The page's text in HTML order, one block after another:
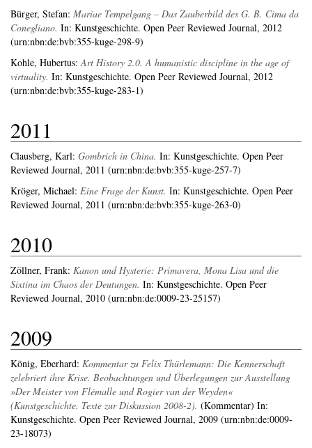
Bürger, Stefan: Mariae Tempelgang – Das Zauberbild des G. B. Cima da
Conegliano. In: Kunstgeschichte. Open Peer Reviewed Journal, 2012
(urn:nbn:de:bvb:355-kuge-298-9)
Kohle, Hubertus:Art History 2.0. A humanistic discipline in the age of
virtuality. In: Kunstgeschichte. Open Peer Reviewed Journal, 2012
(urn:nbn:de:bvb:355-kuge-283-1)
2011
Clausberg, Karl: Gombrich in China. In: Kunstgeschichte. Open Peer
Reviewed Journal, 2011 (urn:nbn:de:bvb:355-kuge-257-7)
Kröger, Michael: Eine Frage der Kunst. In: Kunstgeschichte. Open Peer
Reviewed Journal, 2011 (urn:nbn:de:bvb:355-kuge-263-0)
2010
Zöllner, Frank: Kanon und Hysterie: Primavera, Mona Lisa und die
Sixtina im Chaos der Deutungen. In: Kunstgeschichte. Open Peer
Reviewed Journal, 2010 (urn:nbn:de:0009-23-25157)
2009
König, Eberhard: Kommentar zu Felix Thürlemann: Die Kennerschaft
zelebriert ihre Krise. Beobachtungen und Überlegungen zur Ausstellung
»Der Meister von Flémalle und Rogier van der Weyden«
(Kunstgeschichte. Texte zur Diskussion 2008-2). (Kommentar) In:
Kunstgeschichte. Open Peer Reviewed Journal, 2009 (urn:nbn:de:0009-
23-18073)